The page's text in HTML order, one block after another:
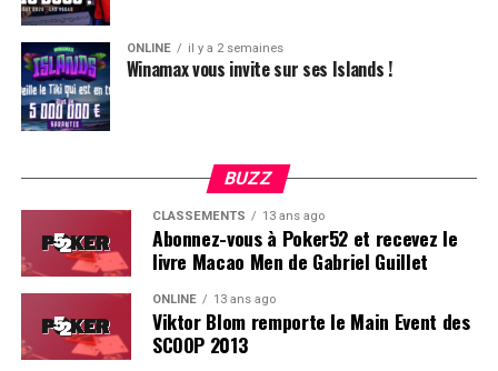
ONLINE il y a 2 semaines
Winamax vous invite sur ses Islands !
BUZZ
CLASSEMENTS 13 ans ago
Abonnez-vous à Poker52 et recevez le
livre Macao Men de Gabriel Guillet
ONLINE 13 ans ago
Viktor Blom remporte le Main Event des
SCOOP 2013